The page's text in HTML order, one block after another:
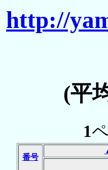
http://
(平
1
番号